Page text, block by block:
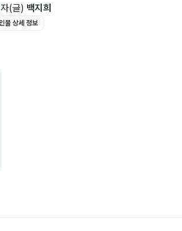
문구/중량구/성동구/광진구
구/관악구/금천구
구/송파구
구/마포구/서대문구
구/중구/용산구
로 진화하다
능성을 발견하다
(글) 백지희
물 상세 정보